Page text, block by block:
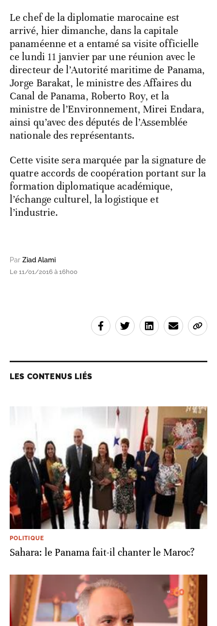
Le chef de la diplomatie marocaine est
arrivé, hier dimanche, dans la capitale
panaméenne et a entamé sa visite officielle
ce lundi 11 janvier par une réunion avec le
directeur de l’Autorité maritime de Panama,
Jorge Barakat, le ministre des Affaires du
Canal de Panama, Roberto Roy, et la
ministre de l’Environnement, Mirei Endara,
ainsi qu’avec des députés de l’Assemblée
nationale des représentants.
Cette visite sera marquée par la signature de
quatre accords de coopération portant sur la
formation diplomatique académique,
l’échange culturel, la logistique et
l’industrie.
Par Ziad Alami
Le 11/01/2016 à 16h00
LES CONTENUS LIÉS
POLITIQUE
Sahara: le Panama fait-il chanter le Maroc?